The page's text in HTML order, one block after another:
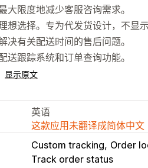
大限度地减少客服咨询需求。
想选择。专为代发货设计，不显
决有关配送时间的售后问题。
送跟踪系统和订单查询功能。
显示原文
英语
这款应用未翻译成简体中文
Custom tracking Order
Track order status